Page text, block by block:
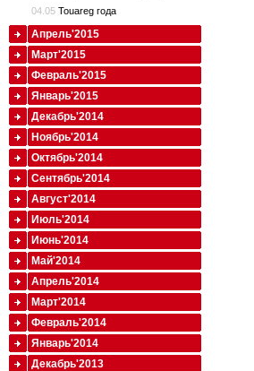
04.05 Touareg года
Апрель'2015
Март'2015
Февраль'2015
Январь'2015
Декабрь'2014
Ноябрь'2014
Октябрь'2014
Сентябрь'2014
Август'2014
Июль'2014
Июнь'2014
Май'2014
Апрель'2014
Март'2014
Февраль'2014
Январь'2014
Декабрь'2013